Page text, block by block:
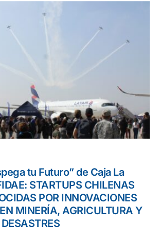
tu Futuro” de Caja La
STARTUPS CHILENAS
POR INNOVACIONES
MINERÍA, AGRICULTURA Y